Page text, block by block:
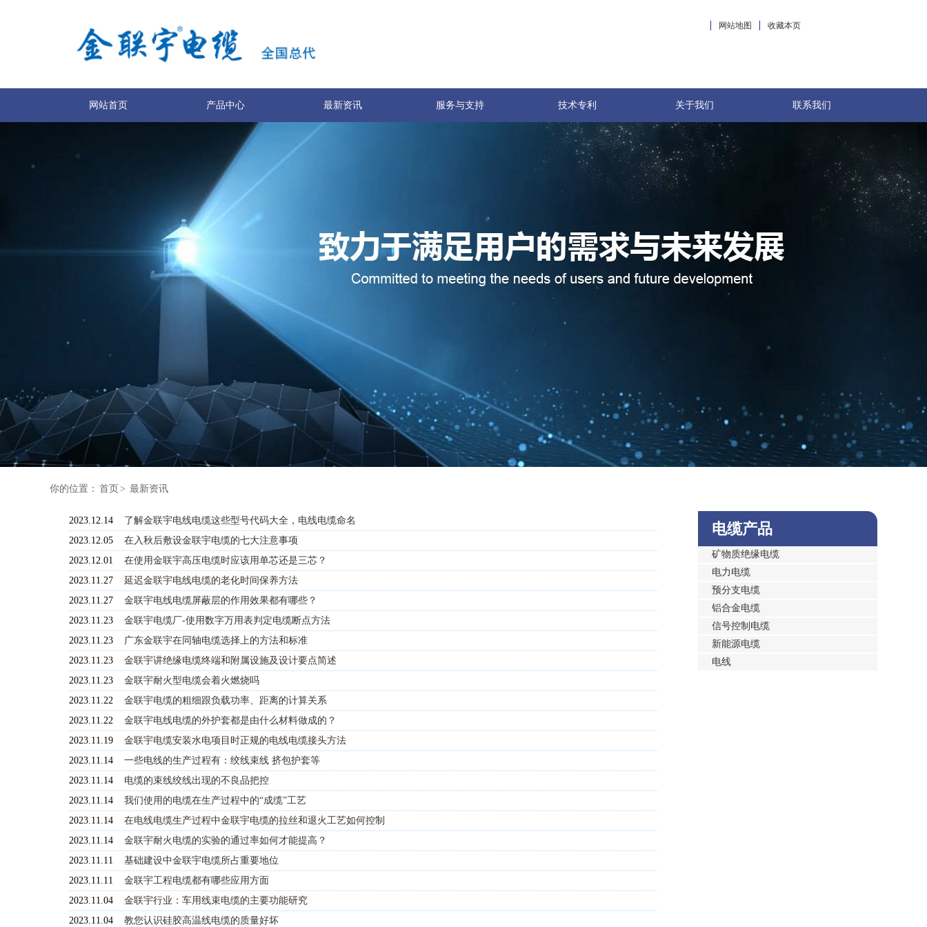
收藏本页
网站地图
网站首页 产品中心 最新资讯 服务与支持 技术专利 关于我们 联系我们
你的位置： 首页 > 最新资讯
电缆产品
矿物质绝缘电缆
电力电缆
预分支电缆
铝合金电缆
信号控制电缆
新能源电缆
电线
2023.12.14
了解金联宇电线电缆这些型号代码大全，电线电缆命名
2023.12.05
在入秋后敷设金联宇电缆的七大注意事项
2023.12.01
在使用金联宇高压电缆时应该用单芯还是三芯？
2023.11.27
延迟金联宇电线电缆的老化时间保养方法
2023.11.27
金联宇电线电缆屏蔽层的作用效果都有哪些？
2023.11.23
金联宇电缆厂-使用数字万用表判定电缆断点方法
2023.11.23
广东金联宇在同轴电缆选择上的方法和标准
2023.11.23
金联宇讲绝缘电缆终端和附属设施及设计要点简述
2023.11.23
金联宇耐火型电缆会着火燃烧吗
2023.11.22
金联宇电缆的粗细跟负载功率、距离的计算关系
2023.11.22
金联宇电线电缆的外护套都是由什么材料做成的？
2023.11.19
金联宇电缆安装水电项目时正规的电线电缆接头方法
2023.11.14
一些电线的生产过程有：绞线束线 挤包护套等
2023.11.14
电缆的束线绞线出现的不良品把控
2023.11.14
我们使用的电缆在生产过程中的“成缆”工艺
2023.11.14
在电线电缆生产过程中金联宇电缆的拉丝和退火工艺如何控制
2023.11.14
金联宇耐火电缆的实验的通过率如何才能提高？
2023.11.11
基础建设中金联宇电缆所占重要地位
2023.11.11
金联宇工程电缆都有哪些应用方面
2023.11.04
金联宇行业：车用线束电缆的主要功能研究
2023.11.04
教您认识硅胶高温线电缆的质量好坏